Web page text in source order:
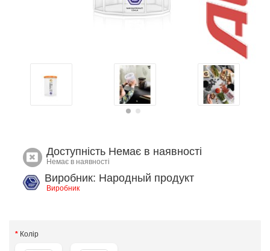
Доступність Немає в наявності
Немає в наявності
Виробник: Народный продукт
Виробник
Колір